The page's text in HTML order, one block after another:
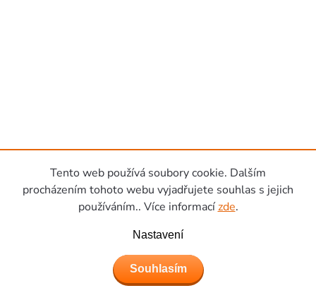
Tento web používá soubory cookie. Dalším
procházením tohoto webu vyjadřujete souhlas s jejich
používáním.. Více informacízde.
Nastavení
Souhlasím